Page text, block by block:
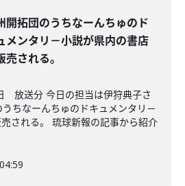
開拓団のうちなーんちゅのド
メンタリ－小説が県内の書店
売される。
送分 今日の担当は伊狩典子さ
ちなーんちゅのドキュメンタリ－
される。 琉球新報の記事から紹介